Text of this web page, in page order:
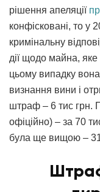
рішення апеляції
конфісковані, то у
кримінальну
дії щодо майна, яке
цьому випадку
визнання вини і
штраф – 6 тис грн.
офіційно) – за 70
була ще вищою –